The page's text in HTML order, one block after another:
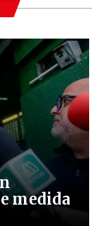
medida